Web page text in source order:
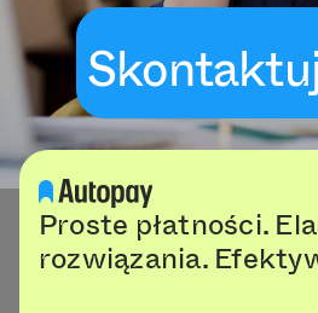
Proste płatności.
rozwiązania.